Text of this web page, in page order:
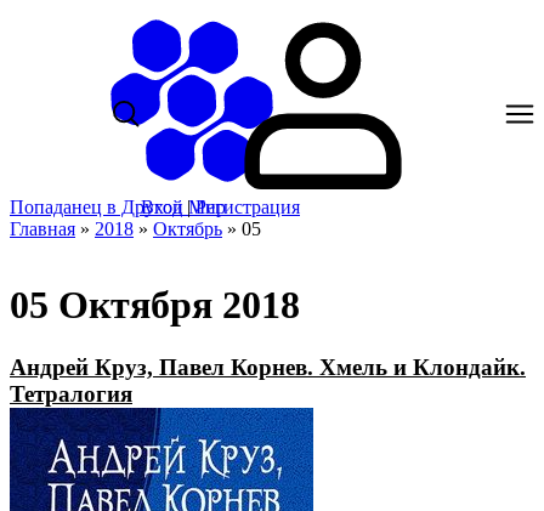
Попаданец в Другой Мир
Вход |Регистрация
Главная » 2018 » Октябрь » 05
05 Октября 2018
Андрей Круз, Павел Корнев. Хмель и Клондайк.
Тетралогия